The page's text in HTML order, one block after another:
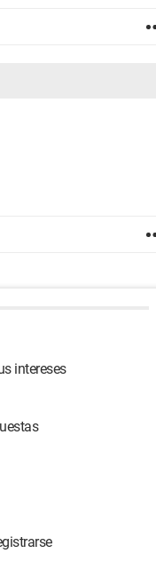
intereses